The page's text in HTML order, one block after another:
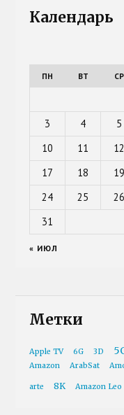
Календарь
ПН ВТ СР
3
4 5
10
11 12
17
18 19
24
25 26
31
« ИЮЛ
Метки
Apple TV 6G 3D
Amazon
ArabSat
arte 8K Amazon Leo